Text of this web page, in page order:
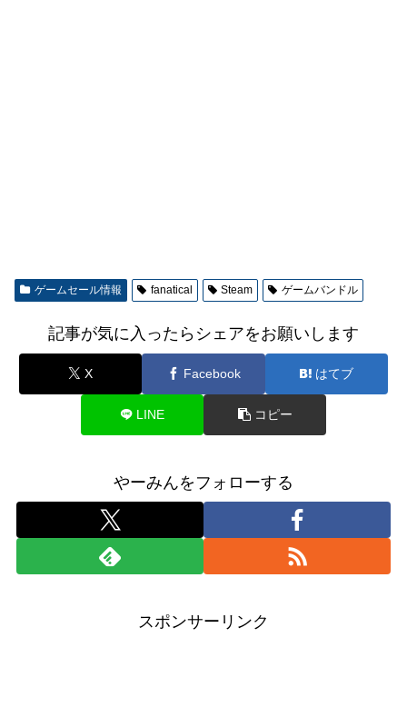
ゲームセール情報 fanatical Steam ゲームバンドル
記事が気に入ったらシェアをお願いします
X Facebook はてブ
LINE コピー
やーみんをフォローする
スポンサーリンク